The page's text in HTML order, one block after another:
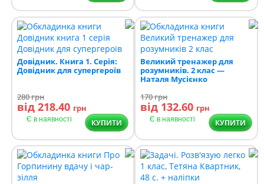
Довідник. Книга 1. Серія:
Довідник для супергероїв
280грн
від 218.40 грн
Є в наявності КУПИТИ
Великий тренажер для
розумників. 2 клас —
Наталя Мусієнко
170грн
від 132.60 грн
Є в наявності КУПИТИ